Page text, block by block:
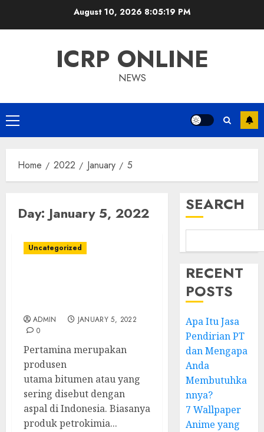
August 10, 2026 8:05:19 PM
ICRP ONLINE
NEWS
Primary
Menu
Home 2022 January 5
Day: January 5, 2022
Uncategorized
ADMIN
JANUARY 5, 2022
0
Pertamina merupakan
produsen
utama bitumen atau yang
sering disebut dengan
aspal di Indonesia. Biasanya
produk petrokimia...
SEARCH
RECENT
POSTS
Apa Itu Jasa
Pendirian PT
dan Mengapa
Anda
Membutuhka
nnya?
7 Wallpaper
Anime yang